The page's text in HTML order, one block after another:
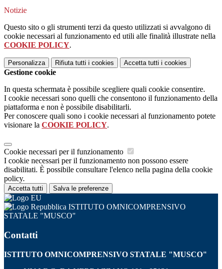
Notizie
Questo sito o gli strumenti terzi da questo utilizzati si avvalgono di
cookie necessari al funzionamento ed utili alle finalità illustrate nella
COOKIE POLICY.
Personalizza Rifiuta tutti i cookies Accetta tutti i cookies
Gestione cookie
In questa schermata è possibile scegliere quali cookie consentire.
I cookie necessari sono quelli che consentono il funzionamento della
piattaforma e non è possibile disabilitarli.
Per conoscere quali sono i cookie necessari al funzionamento potete
visionare la COOKIE POLICY.
Cookie necessari per il funzionamento
I cookie necessari per il funzionamento non possono essere
disabilitati. È possibile consultare l'elenco nella pagina della cookie
policy.
Accetta tutti Salva le preferenze
ISTITUTO OMNICOMPRENSIVO
STATALE "MUSCO"
Contatti
ISTITUTO OMNICOMPRENSIVO STATALE "MUSCO"